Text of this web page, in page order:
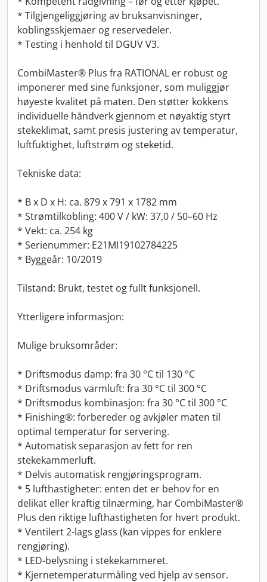
* Tilgjengeliggjøring av bruksanvisninger,
koblingsskjemaer og reservedeler.
* Testing i henhold til DGUV V3.
CombiMaster® Plus fra RATIONAL er robust og
imponerer med sine funksjoner, som muliggjør
høyeste kvalitet på maten. Den støtter kokkens
individuelle håndverk gjennom et nøyaktig styrt
stekeklimat, samt presis justering av temperatur,
luftfuktighet, luftstrøm og steketid.
Tekniske data:
* B x D x H: ca. 879 x 791 x 1782 mm
* Strømtilkobling: 400 V / kW: 37,0 / 50–60 Hz
* Vekt: ca. 254 kg
* Serienummer: E21MI19102784225
* Byggeår: 10/2019
Tilstand: Brukt, testet og fullt funksjonell.
Ytterligere informasjon:
Mulige bruksområder:
* Driftsmodus damp: fra 30 °C til 130 °C
* Driftsmodus varmluft: fra 30 °C til 300 °C
* Driftsmodus kombinasjon: fra 30 °C til 300 °C
* Finishing®: forbereder og avkjøler maten til
optimal temperatur for servering.
* Automatisk separasjon av fett for ren
stekekammerluft.
* Delvis automatisk rengjøringsprogram.
* 5 lufthastigheter: enten det er behov for en
delikat eller kraftig tilnærming, har CombiMaster®
Plus den riktige lufthastigheten for hvert produkt.
* Ventilert 2-lags glass (kan vippes for enklere
rengjøring).
* LED-belysning i stekekammeret.
* Kjernetemperaturmåling ved hjelp av sensor.